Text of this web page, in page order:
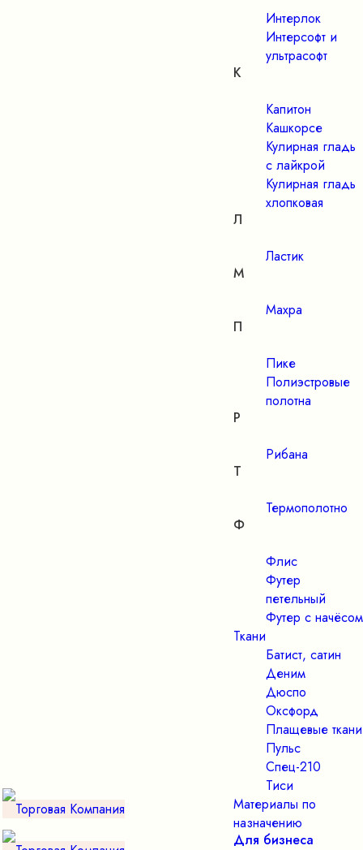
Интерлок
Интерсофт и
ультрасофт
К
Капитон
Кашкорсе
Кулирная гладь
с лайкрой
Кулирная гладь
хлопковая
Л
Ластик
М
Махра
П
Пике
Полиэстровые
полотна
Р
Рибана
Т
Термополотно
Ф
Флис
Футер
петельный
Футер с начёсом
Ткани
Батист, сатин
Деним
Дюспо
Оксфорд
Плащевые ткани
Пульс
Спец-210
Тиси
Материалы по
назначению
Для бизнеса